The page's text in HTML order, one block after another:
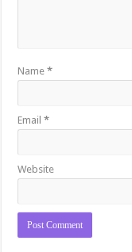
Name*
Email*
Website